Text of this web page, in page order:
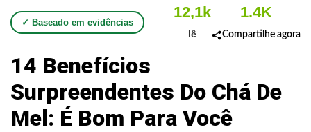
✓ Baseado em evidências
12,1k
lê
1.4K
Compartilhe agora
14 Benefícios
Surpreendentes Do Chá De
Mel: É Bom Para Você